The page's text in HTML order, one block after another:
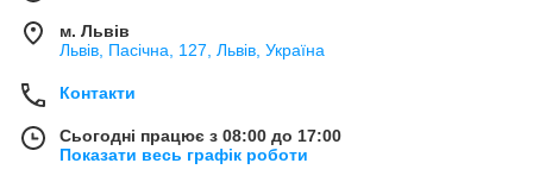
м. Львів
Львів, Пасічна, 127, Львів, Україна
Контакти
Сьогодні працює з 08:00 до 17:00
Показати весь графік роботи